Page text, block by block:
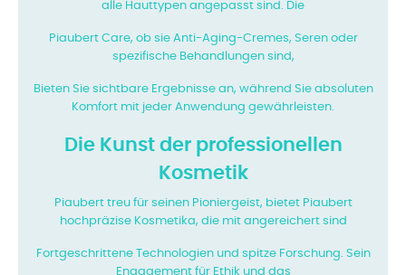
alle Hauttypen angepasst sind. Die
Piaubert Care, ob sie Anti-Aging-Cremes, Seren oder
spezifische Behandlungen sind,
Bieten Sie sichtbare Ergebnisse an, während Sie absoluten
Komfort mit jeder Anwendung gewährleisten.
Die Kunst der professionellen
Kosmetik
Piaubert treu für seinen Pioniergeist, bietet Piaubert
hochpräzise Kosmetika, die mit angereichert sind
Fortgeschrittene Technologien und spitze Forschung. Sein
Engagement für Ethik und das